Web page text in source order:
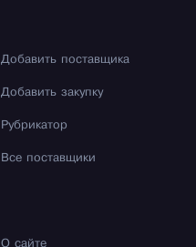
Добавить поставщика
Добавить закупку
Рубрикатор
Все поставщики
О сайте